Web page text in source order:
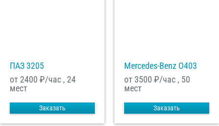
ПАЗ 3205
от 2400 ₽/час , 24
мест
Заказать
Mercedes-Benz О403
от 3500 ₽/час , 50
мест
Заказать